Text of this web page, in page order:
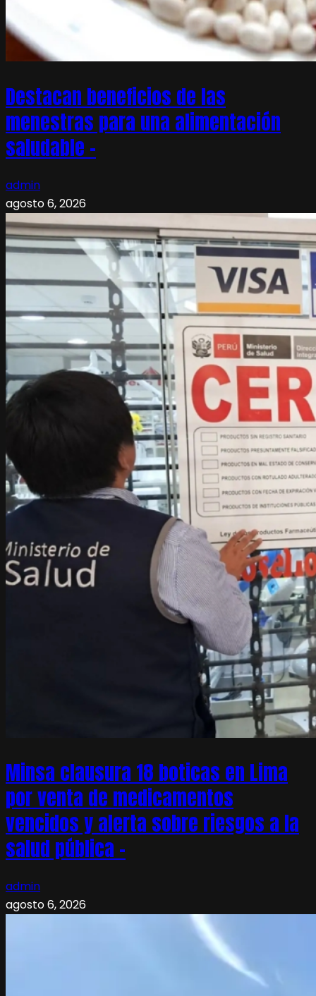
Destacan beneficios de las
menestras para una alimentación
saludable –
admin
agosto 6, 2026
Minsa clausura 18 boticas en Lima
por venta de medicamentos
vencidos y alerta sobre riesgos a la
salud pública –
admin
agosto 6, 2026